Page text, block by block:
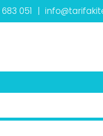
051 |